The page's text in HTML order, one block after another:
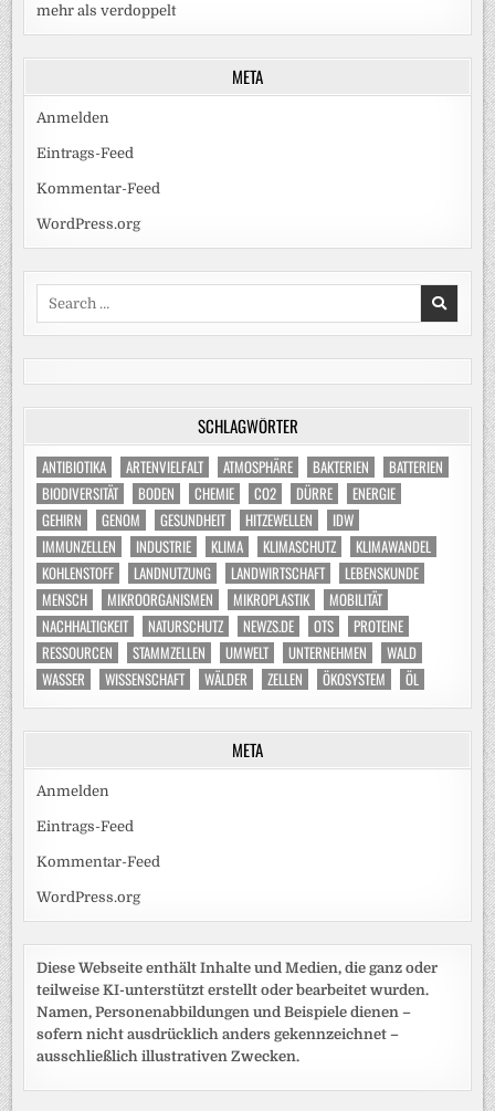
mehr als verdoppelt
META
Anmelden
Eintrags-Feed
Kommentar-Feed
WordPress.org
SCHLAGWÖRTER
ANTIBIOTIKA ARTENVIELFALT ATMOSPHÄRE BAKTERIEN
BATTERIEN
BIODIVERSITÄT
BODEN CHEMIE CO2 DÜRRE
ENERGIE
GEHIRN
GENOM GESUNDHEIT HITZEWELLEN
IDW
IMMUNZELLEN
INDUSTRIE KLIMA KLIMASCHUTZ
KLIMAWANDEL
KOHLENSTOFF
LANDNUTZUNG LANDWIRTSCHAFT
LEBENSKUNDE
MENSCH
MIKROORGANISMEN MIKROPLASTIK
MOBILITÄT
NACHHALTIGKEIT
NATURSCHUTZ NEWZS.DE OTS
PROTEINE
RESSOURCEN
STAMMZELLEN UMWELT UNTERNEHMEN
WALD
WASSER
WISSENSCHAFT WÄLDER ZELLEN ÖKOSYSTEM ÖL
META
Anmelden
Eintrags-Feed
Kommentar-Feed
WordPress.org
Diese Webseite enthält Inhalte und Medien, die ganz oder
teilweise KI-unterstützt erstellt oder bearbeitet wurden.
Namen, Personenabbildungen und Beispiele dienen –
sofern nicht ausdrücklich anders gekennzeichnet –
ausschließlich illustrativen Zwecken.